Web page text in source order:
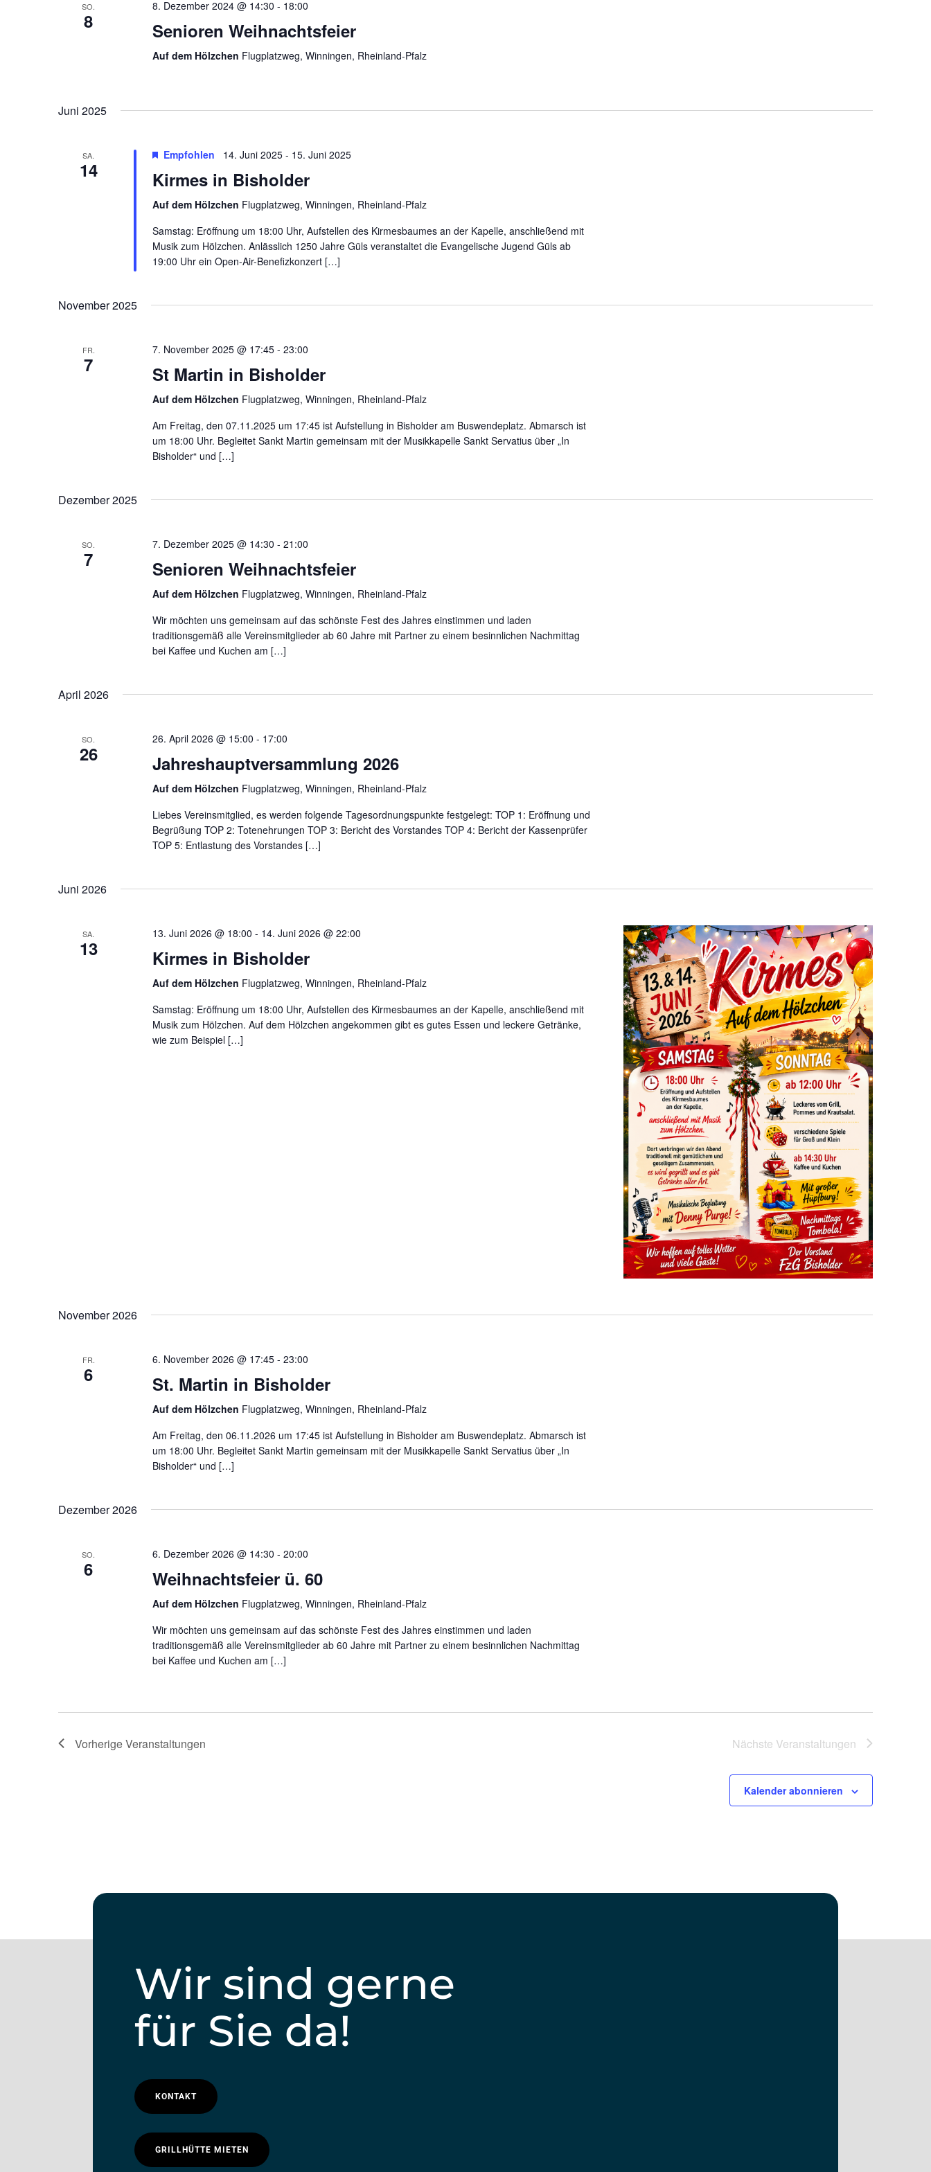
SO.
8
8. Dezember 2024 @ 14:30 - 18:00
Senioren Weihnachtsfeier
Auf dem Hölzchen Flugplatzweg, Winningen, Rheinland-Pfalz
Juni 2025
SA.
14
Empfohlen 14. Juni 2025- 15. Juni 2025
Kirmes in Bisholder
Auf dem Hölzchen Flugplatzweg, Winningen, Rheinland-Pfalz
Samstag: Eröffnung um 18:00 Uhr, Aufstellen des Kirmesbaumes an der Kapelle, anschließend mit
Musik zum Hölzchen. Anlässlich 1250 Jahre Güls veranstaltet die Evangelische Jugend Güls ab
19:00 Uhr ein Open-Air-Benefizkonzert […]
November 2025
FR.
7
7. November 2025 @ 17:45- 23:00
St Martin in Bisholder
Auf dem Hölzchen Flugplatzweg, Winningen, Rheinland-Pfalz
Am Freitag, den 07.11.2025 um 17:45 ist Aufstellung in Bisholder am Buswendeplatz. Abmarsch ist
um 18:00 Uhr. Begleitet Sankt Martin gemeinsam mit der Musikkapelle Sankt Servatius über „In
Bisholder“ und […]
Dezember 2025
SO.
7
7. Dezember 2025 @ 14:30 - 21:00
Senioren Weihnachtsfeier
Auf dem Hölzchen Flugplatzweg, Winningen, Rheinland-Pfalz
Wir möchten uns gemeinsam auf das schönste Fest des Jahres einstimmen und laden
traditionsgemäß alle Vereinsmitglieder ab 60 Jahre mit Partner zu einem besinnlichen Nachmittag
bei Kaffee und Kuchen am […]
April 2026
SO.
26
26. April 2026 @ 15:00 - 17:00
Jahreshauptversammlung 2026
Auf dem Hölzchen Flugplatzweg, Winningen, Rheinland-Pfalz
Liebes Vereinsmitglied, es werden folgende Tagesordnungspunkte festgelegt: TOP 1: Eröffnung und
Begrüßung TOP 2: Totenehrungen TOP 3: Bericht des Vorstandes TOP 4: Bericht der Kassenprüfer
TOP 5: Entlastung des Vorstandes […]
Juni 2026
SA.
13
13. Juni 2026 @ 18:00 - 14. Juni 2026 @ 22:00
Kirmes in Bisholder
Auf dem Hölzchen Flugplatzweg, Winningen, Rheinland-Pfalz
Samstag: Eröffnung um 18:00 Uhr, Aufstellen des Kirmesbaumes an der Kapelle, anschließend mit
Musik zum Hölzchen. Auf dem Hölzchen angekommen gibt es gutes Essen und leckere Getränke,
wie zum Beispiel […]
November 2026
FR.
6
6. November 2026 @ 17:45- 23:00
St. Martin in Bisholder
Auf dem Hölzchen Flugplatzweg, Winningen, Rheinland-Pfalz
Am Freitag, den 06.11.2026 um 17:45 ist Aufstellung in Bisholder am Buswendeplatz. Abmarsch ist
um 18:00 Uhr. Begleitet Sankt Martin gemeinsam mit der Musikkapelle Sankt Servatius über „In
Bisholder“ und […]
Dezember 2026
SO.
6
6. Dezember 2026 @ 14:30 - 20:00
Weihnachtsfeier ü. 60
Auf dem Hölzchen Flugplatzweg, Winningen, Rheinland-Pfalz
Wir möchten uns gemeinsam auf das schönste Fest des Jahres einstimmen und laden
traditionsgemäß alle Vereinsmitglieder ab 60 Jahre mit Partner zu einem besinnlichen Nachmittag
bei Kaffee und Kuchen am […]
VorherigeVeranstaltungen Nächste Veranstaltungen
Kalender abonnieren
Wir sind gerne
für Sie da!
KONTAKT
GRILLHÜTTE MIETEN